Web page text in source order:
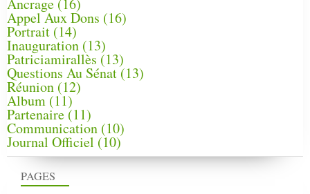
PAGES
Appel Aux Dons (16)
Portrait (14)
Inauguration (13)
Patriciamirallès (13)
Questions Au Sénat(13)
Réunion (12)
Album (11)
Partenaire(11)
Communication (10)
Journal Officiel (10)